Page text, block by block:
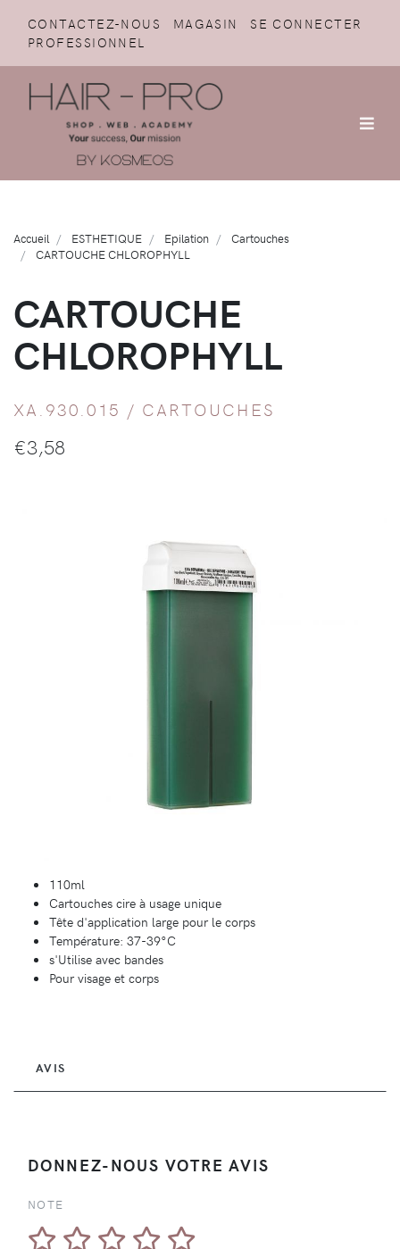
CONTACTEZ-NOUS MAGASIN
SE CONNECTER
PROFESSIONNEL
Accueil ESTHETIQUE Epilation
Cartouches
CARTOUCHE CHLOROPHYLL
CARTOUCHE
CHLOROPHYLL
XA.930.015 / CARTOUCHES
€3,58
110ml
Cartouches cire à usage unique
Tête d'application large pour le corps
Température: 37-39°C
s'Utilise avec bandes
Pour visage et corps
AVIS
DONNEZ-NOUS VOTRE AVIS
NOTE